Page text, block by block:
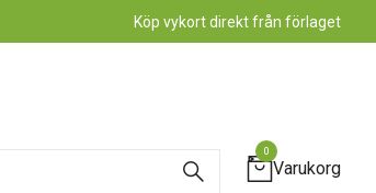
Köp vykort direkt från förlaget
0
Varukorg